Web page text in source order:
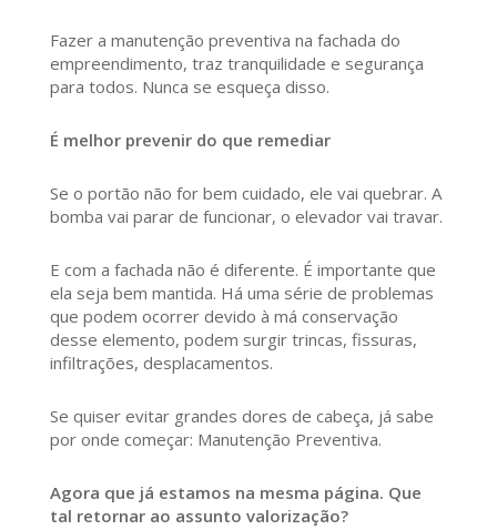
Fazer a manutenção preventiva na fachada do
empreendimento, traz tranquilidade e segurança
para todos. Nunca se esqueça disso.
É melhor prevenir do que remediar
Se o portão não for bem cuidado, ele vai quebrar. A
bomba vai parar de funcionar, o elevador vai travar.
E com a fachada não é diferente. É importante que
ela seja bem mantida. Há uma série de problemas
que podem ocorrer devido à má conservação
desse elemento, podem surgir trincas, fissuras,
infiltrações, desplacamentos.
Se quiser evitar grandes dores de cabeça, já sabe
por onde começar: Manutenção Preventiva.
Agora que já estamos na mesma página. Que
tal retornar ao assunto valorização?